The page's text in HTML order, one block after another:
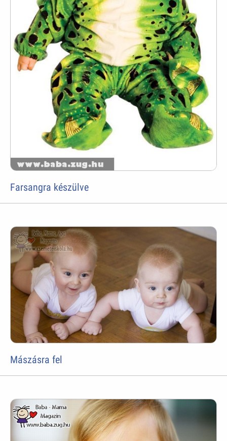
Farsangra készülve
Mászásra fel